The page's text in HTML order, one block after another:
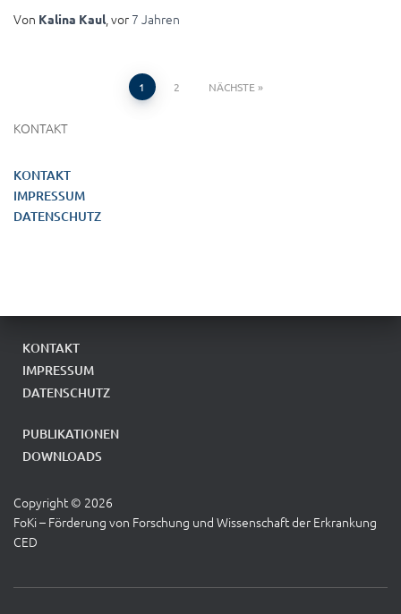
Von Kalina Kaul, vor 7 Jahren
Seitennummerierung
der
Beiträge
1 2 NÄCHSTE
KONTAKT
KONTAKT
IMPRESSUM
DATENSCHUTZ
KONTAKT
IMPRESSUM
DATENSCHUTZ
PUBLIKATIONEN
DOWNLOADS
Copyright © 2026
FoKi – Förderung von Forschung und Wissenschaft der Erkrankung
CED